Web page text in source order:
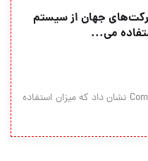
جهان از سیستم
می‌...
نتایج حاصل از بررسی جدید مرکز CompTIA نشان داد که میزان استفاده